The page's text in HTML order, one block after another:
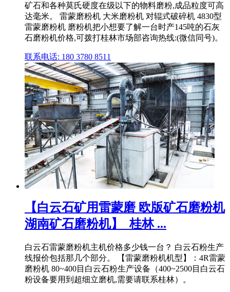
矿石和各种莫氏硬度在级以下的物料磨粉,成品粒度可高
达毫米。 雷蒙磨粉机 大米磨粉机 对辊式破碎机 4830型
雷蒙磨粉机 磨粉机把小想要了解一台时产145吨的石灰
石磨粉机价格,可拨打桂林市场部咨询热线:(微信同号)。
联系电话: 180 3780 8511
【白云石矿用雷蒙磨 欧版矿石磨粉机
湖南矿石磨粉机】_桂林 ...
白云石雷蒙磨粉机主机价格多少钱一台？ 白云石粉生产
线报价包括那几个部分。 【雷蒙磨粉机机型】：4R雷蒙
磨粉机 80~400目白云石粉生产设备（400~2500目白云石
粉设备要用到超细立磨机,需要请联系桂林）。